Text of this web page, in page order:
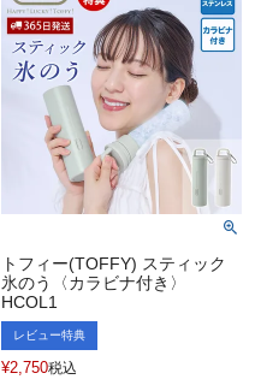
トフィー(TOFFY) スティック
氷のう〈カラビナ付き〉
HCOL1
レビュー特典
¥2,750税込